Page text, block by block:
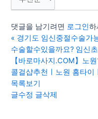
댓글을 남기려면 로그인하
« 경기도 임신중절수술가
수술할수있을까요? 임신
【바로마사지.COM】노
콜걸샵추천ㅣ노원 홈타이
목록보기
글수정 글삭제